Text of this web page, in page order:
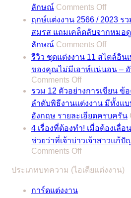
ลักษณ์ Comments Offon
ฤกษ์
แต่งงา
2567
2024
รวม
ดี
สำหรับ
พิธี
มงคล
สมรส
เคล็ด
ฤกษ์แต่งงาน 2566 / 2023
สมรส แถมเคล็ดลับจากหมอ
ลักษณ์ Comments Offon
ฤกษ์
แต่งงาน
2566
/
2023
รวม
ฤกษ์
ดี
สำหรับ
มงคล
รีวิว ชุดแต่งงาน 11 สไตล์อิน
ของคุณไม่มีเอาท์แน่นอน – อั
Comments Offon
รีวิว
ชุด
แต่งงาน
11
สไตล์
อิน
รนด์
รวม 12 ตัวอย่างการเขียน ข้
ลำดับพิธีงานแต่งงาน มีทั้งแ
อังกฤษ รายละเอียดครบครัน
4 เรื่องที่ต้องทำ! เมื่อต้องเลื่
ช่วยว่าที่เจ้าบ่าวเจ้าสาวแก้ปั
Comments Offon
เรื่อง
ประเภทบทความ (ไอเดียแต่งงาน)
การ์ดแต่งงาน